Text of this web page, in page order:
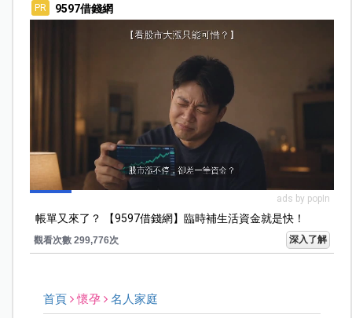
PR 9597借錢網
ads by popIn
帳單又來了？ 【9597借錢網】臨時補生活資金就是快！
觀看次數 299,776次 深入了解
首頁 懷孕 名人家庭